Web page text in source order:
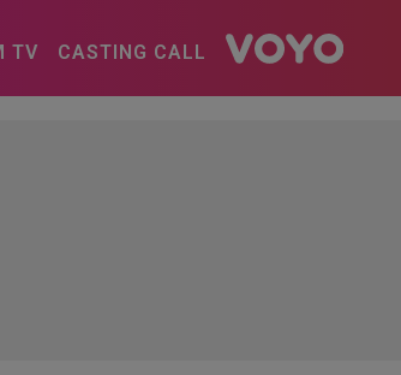
TV CASTING CALL